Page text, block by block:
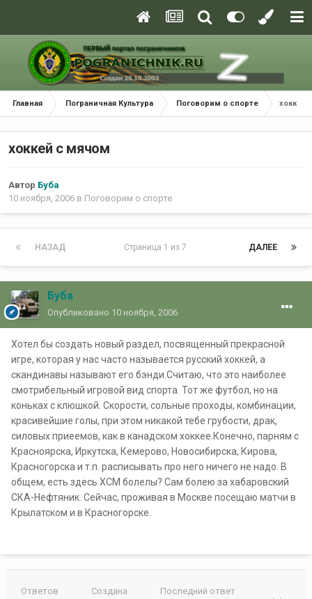
Главная Пограничная Культура Поговорим о спорте хоккей
хоккей с мячом
Автор Буба
10 ноября, 2006 в Поговорим о спорте
НАЗАД ДАЛЕЕ
Страница 1 из 7
Буба
Опубликовано 10 ноября, 2006
Хотел бы создать новый раздел, посвященный прекрасной
игре, которая у нас часто называется русский хоккей, а
скандинавы называют его бэнди.Считаю, что это наиболее
смотрибельный игровой вид спорта. Тот же футбол, но на
коньках с клюшкой. Скорости, сольные проходы, комбинации,
красивейшие голы, при этом никакой тебе грубости, драк,
силовых приеемов, как в канадском хоккее.Конечно, парням с
Красноярска, Иркутска, Кемерово, Новосибирска, Кирова,
Красногорска и т.п. расписывать про него ничего не надо. В
общем, есть здесь ХСМ болелы? Сам болею за хабаровский
СКА-Нефтяник. Сейчас, проживая в Москве посещаю матчи в
Крылатском и в Красногорске.
Ответов Создана Последний ответ